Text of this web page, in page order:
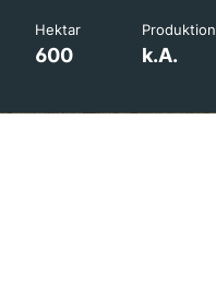
Hektar
600
Produktion
k.A.